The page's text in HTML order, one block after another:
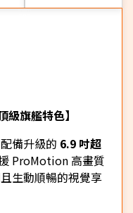
旗艦特色】
配備升級的 6.9 吋超
ProMotion 高畫質
生動順暢的視覺享